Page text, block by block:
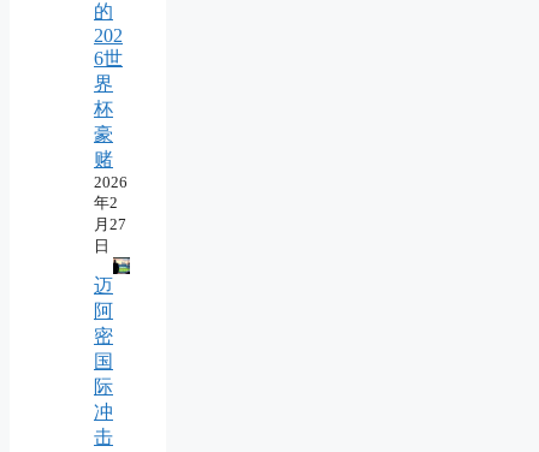
的
202
6世
界
杯
豪
赌
2026
年2
月27
日
迈
阿
密
国
际
冲
击